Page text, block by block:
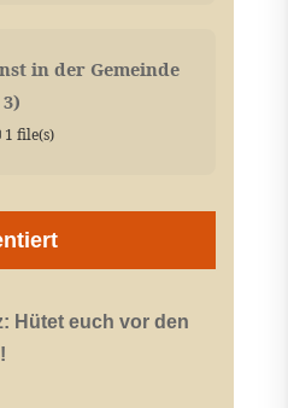
in der Gemeinde
1 file(s)
Hütet euch vor den